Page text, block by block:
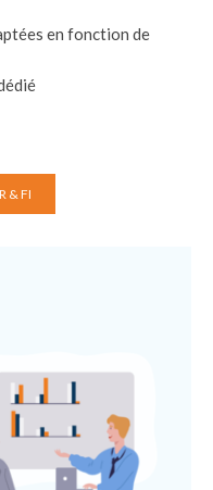
en fonction de
& FI